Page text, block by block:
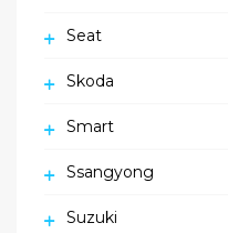
Seat
Skoda
Smart
Ssangyong
Suzuki